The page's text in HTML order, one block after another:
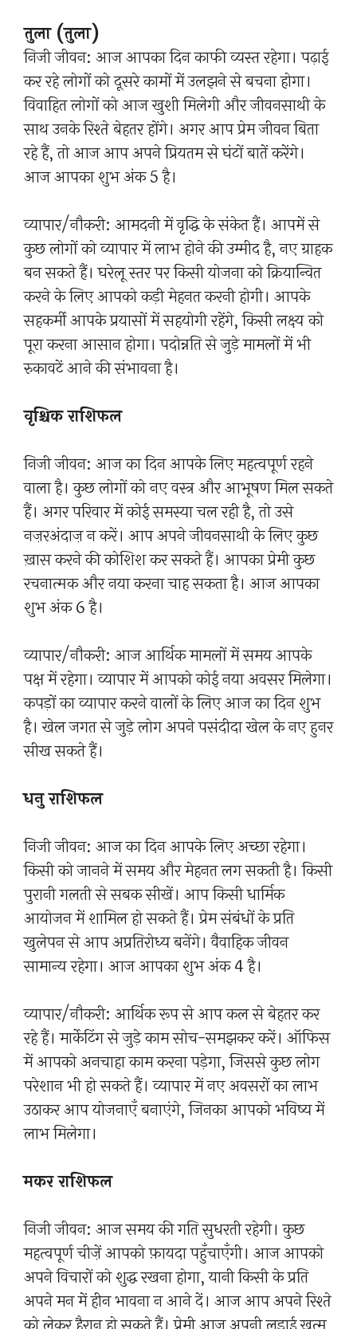
तुला (तुला)
निजी जीवन: आज आपका दिन काफी व्यस्त रहेगा। पढ़ाई
कर रहे लोगों को दूसरे कामों में उलझने से बचना होगा।
विवाहित लोगों को आज खुशी मिलेगी और जीवनसाथी के
साथ उनके रिश्ते बेहतर होंगे। अगर आप प्रेम जीवन बिता
रहे हैं, तो आज आप अपने प्रियतम से घंटों बातें करेंगे।
आज आपका शुभ अंक 5 है।
व्यापार/नौकरी: आमदनी में वृद्धि के संकेत हैं। आपमें से
कुछ लोगों को व्यापार में लाभ होने की उम्मीद है, नए ग्राहक
बन सकते हैं। घरेलू स्तर पर किसी योजना को क्रियान्वित
करने के लिए आपको कड़ी मेहनत करनी होगी। आपके
सहकर्मी आपके प्रयासों में सहयोगी रहेंगे, किसी लक्ष्य को
पूरा करना आसान होगा। पदोन्नति से जुड़े मामलों में भी
रुकावटें आने की संभावना है।
वृश्चिक राशिफल
निजी जीवन: आज का दिन आपके लिए महत्वपूर्ण रहने
वाला है। कुछ लोगों को नए वस्त्र और आभूषण मिल सकते
हैं। अगर परिवार में कोई समस्या चल रही है, तो उसे
नज़रअंदाज़ न करें। आप अपने जीवनसाथी के लिए कुछ
ख़ास करने की कोशिश कर सकते हैं। आपका प्रेमी कुछ
रचनात्मक और नया करना चाह सकता है। आज आपका
शुभ अंक 6 है।
व्यापार/नौकरी: आज आर्थिक मामलों में समय आपके
पक्ष में रहेगा। व्यापार में आपको कोई नया अवसर मिलेगा।
कपड़ों का व्यापार करने वालों के लिए आज का दिन शुभ
है। खेल जगत से जुड़े लोग अपने पसंदीदा खेल के नए हुनर
​​सीख सकते हैं।
धनु राशिफल
निजी जीवन: आज का दिन आपके लिए अच्छा रहेगा।
किसी को जानने में समय और मेहनत लग सकती है। किसी
पुरानी गलती से सबक सीखें। आप किसी धार्मिक
आयोजन में शामिल हो सकते हैं। प्रेम संबंधों के प्रति
खुलेपन से आप अप्रतिरोध्य बनेंगे। वैवाहिक जीवन
सामान्य रहेगा। आज आपका शुभ अंक 4 है।
व्यापार/नौकरी: आर्थिक रूप से आप कल से बेहतर कर
रहे हैं। मार्केटिंग से जुड़े काम सोच-समझकर करें। ऑफिस
में आपको अनचाहा काम करना पड़ेगा, जिससे कुछ लोग
परेशान भी हो सकते हैं। व्यापार में नए अवसरों का लाभ
उठाकर आप योजनाएँ बनाएंगे, जिनका आपको भविष्य में
लाभ मिलेगा।
मकर राशिफल
निजी जीवन: आज समय की गति सुधरती रहेगी। कुछ
महत्वपूर्ण चीज़ें आपको फ़ायदा पहुँचाएँगी। आज आपको
अपने विचारों को शुद्ध रखना होगा, यानी किसी के प्रति
अपने मन में हीन भावना न आने दें। आज आप अपने रिश्ते